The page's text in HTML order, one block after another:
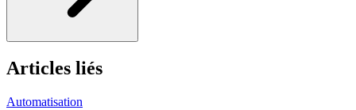
Articles liés
Automatisation